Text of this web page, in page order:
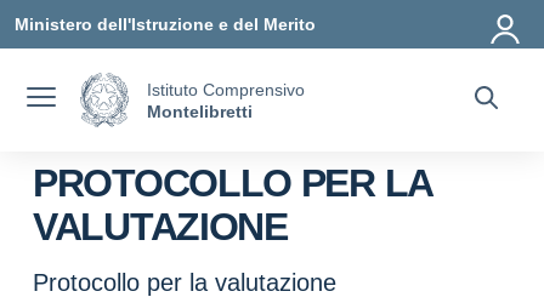
Ministero dell'Istruzione e del Merito
Istituto Comprensivo
Montelibretti
PROTOCOLLO PER LA
VALUTAZIONE
Protocollo per la valutazione